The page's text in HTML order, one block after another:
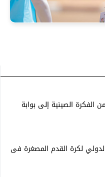
الفكرة الصينية إلى بوابة
لكرة القدم المصغرة فى